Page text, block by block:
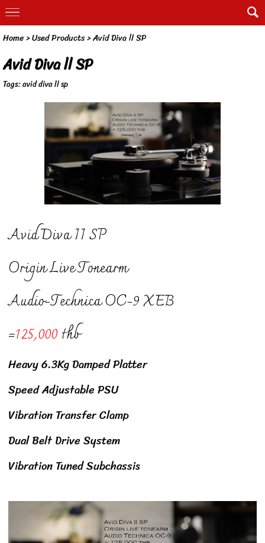
Home>Used Products>Avid Diva ll SP
Avid Diva ll SP
Tags:avid diva ll sp
Avid Diva II SP
Origin Live Tonearm
Audio-Technica OC-9 XEB
=125,000thb
Heavy 6.3Kg Damped Platter
Speed Adjustable PSU
Vibration Transfer Clamp
Dual Belt Drive System
Vibration Tuned Subchassis